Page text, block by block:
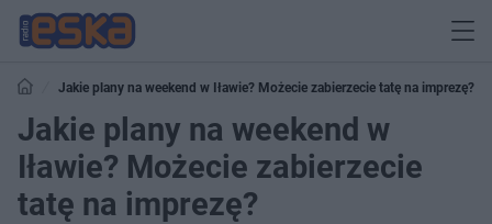
Jakie plany na weekend w Iławie? Możecie zabierzecie tatę na imprezę?
Jakie plany na weekend w
Iławie? Możecie zabierzecie
tatę na imprezę?